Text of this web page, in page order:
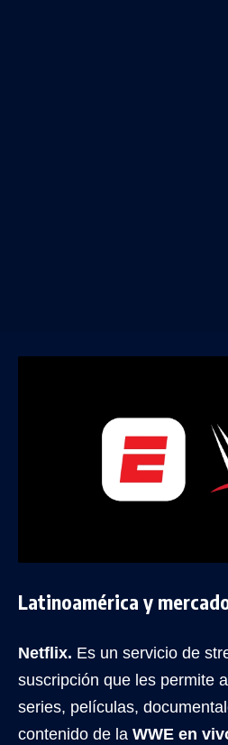
Latinoamérica y
Netflix. Es un servicio de
suscripción que les permite
series, películas,
contenido de la WWE en